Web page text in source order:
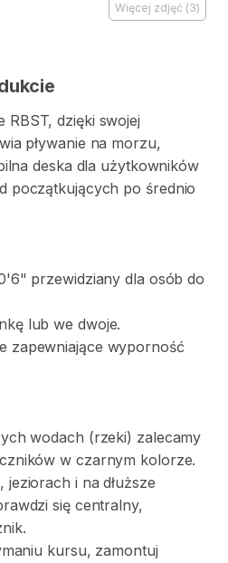
Więcej zdjęć (3)
RBST​,​ dzięki swojej
pływanie na morzu​,​
deska dla użytkowników
początkujących po średnio
przewidziany dla osób do
lub we dwoje.
zapewniające wyporność
wodach (rzeki) zalecamy
w czarnym kolorze.
​,​ jeziorach i na dłuższe
się centralny​,​
kursu​,​ zamontuj